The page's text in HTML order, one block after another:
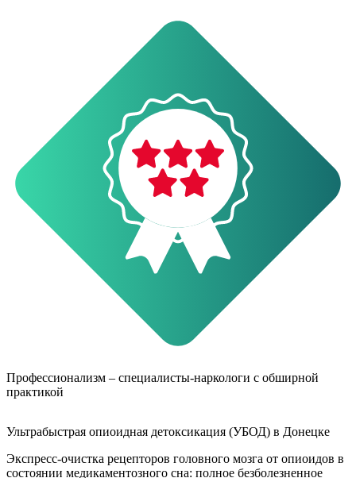
Профессионализм – специалисты-наркологи с обширной
практикой
Ультрабыстрая опиоидная детоксикация (УБОД) в Донецке
Экспресс-очистка рецепторов головного мозга от опиоидов в
состоянии медикаментозного сна: полное безболезненное